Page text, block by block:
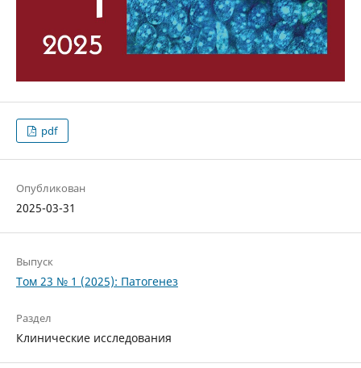
pdf
Опубликован
2025-03-31
Выпуск
Том 23 № 1 (2025): Патогенез
Раздел
Клинические исследования